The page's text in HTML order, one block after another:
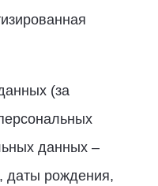
(за
данных –
даты рождения,